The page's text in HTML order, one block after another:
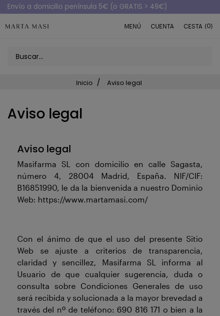
Envío a domicilio península 5€ (o GRATIS > 49€)
MENÚ CUENTA CESTA (0)
Inicio Aviso legal
Aviso legal
Aviso legal
Masifarma SL con domicilio en calle Sagasta,
número 4, 28004 Madrid, España. NIF/CIF:
B16851990, le da la bienvenida a nuestro Dominio
Web: https://www.martamasi.com/
Con el ánimo de que el uso del presente Sitio
Web se ajuste a criterios de transparencia,
claridad y sencillez, Masifarma SL informa al
Usuario de que cualquier sugerencia, duda o
consulta sobre Condiciones Generales de uso
será recibida y solucionada a la mayor brevedad a
través del nº de teléfono: 690 816 171 o bien a la